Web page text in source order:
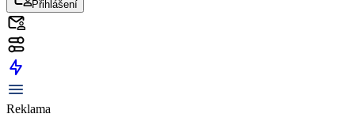
Přihlášení
Reklama